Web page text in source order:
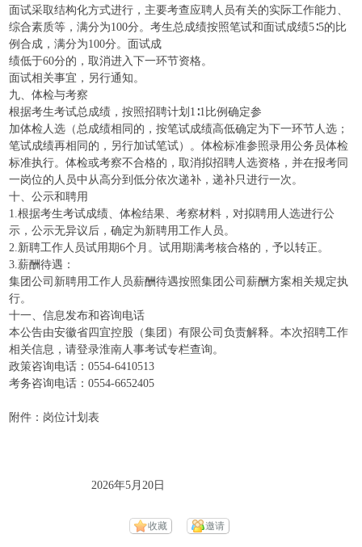
面试采取结构化方式进行，主要考查应聘人员有关的实际工作能力、
综合素质等，满分为100分。考生总成绩按照笔试和面试成绩5∶5的比
例合成，满分为100分。面试成
绩低于60分的，取消进入下一环节资格。
面试相关事宜，另行通知。
九、体检与考察
根据考生考试总成绩，按照招聘计划1∶1比例确定参
加体检人选（总成绩相同的，按笔试成绩高低确定为下一环节人选；
笔试成绩再相同的，另行加试笔试）。体检标准参照录用公务员体检
标准执行。体检或考察不合格的，取消拟招聘人选资格，并在报考同
一岗位的人员中从高分到低分依次递补，递补只进行一次。
十、公示和聘用
1.根据考生考试成绩、体检结果、考察材料，对拟聘用人选进行公
示，公示无异议后，确定为新聘用工作人员。
2.新聘工作人员试用期6个月。试用期满考核合格的，予以转正。
3.薪酬待遇：
集团公司新聘用工作人员薪酬待遇按照集团公司薪酬方案相关规定执
行。
十一、信息发布和咨询电话
本公告由安徽省四宜控股（集团）有限公司负责解释。本次招聘工作
相关信息，请登录淮南人事考试专栏查询。
政策咨询电话：0554-6410513
考务咨询电话：0554-6652405
附件：岗位计划表
2026年5月20日
收藏 邀请